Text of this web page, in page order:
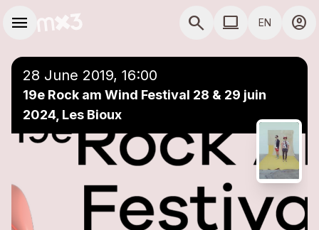
menu search COMPUTER USE
computer EN account_circle
28 June 2019, 16:00
19e Rock am Wind Festival 28 & 29 juin
2024, Les Bioux
Add to a playlist close